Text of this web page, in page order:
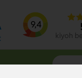
9,4
kiyoh